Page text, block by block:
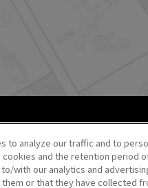
RESERVED.
・MBS
・MBS
・TV Tokyo・ShoPro・JR Kikaku
GAME FREAK inc.
to analyze our traffic and to
and the retention period
with our analytics and
or that they have collected
本サービスの内容・条